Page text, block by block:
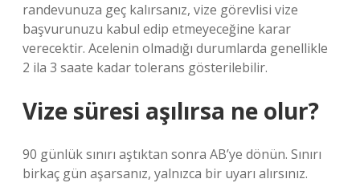
randevunuza geç kalırsanız, vize görevlisi vize
başvurunuzu kabul edip etmeyeceğine karar
verecektir. Acelenin olmadığı durumlarda genellikle
2 ila 3 saate kadar tolerans gösterilebilir.
Vize süresi aşılırsa ne olur?
90 günlük sınırı aştıktan sonra AB’ye dönün. Sınırı
birkaç gün aşarsanız, yalnızca bir uyarı alırsınız.